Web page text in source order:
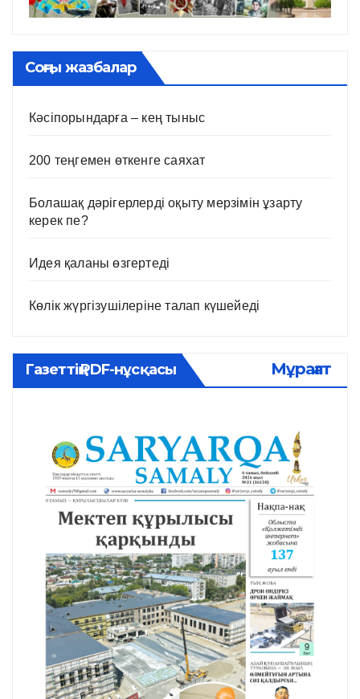
Соңғы жазбалар
Кәсіпорындарға – кең тыныс
200 теңгемен өткенге саяхат
Болашақ дәрігерлерді оқыту мерзімін ұзарту
керек пе?
Идея қаланы өзгертеді
Көлік жүргізушілеріне талап күшейеді
Газеттің PDF-нұсқасы Мұрағат